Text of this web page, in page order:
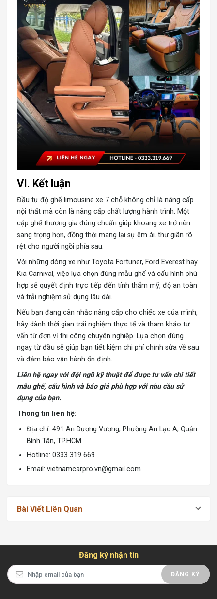
VI. Kết luận
Đầu tư độ ghế limousine xe 7 chỗ không chỉ là nâng cấp
nội thất mà còn là nâng cấp chất lượng hành trình. Một
cặp ghế thương gia đúng chuẩn giúp khoang xe trở nên
sang trọng hơn, đồng thời mang lại sự êm ái, thư giãn rõ
rệt cho người ngồi phía sau.
Với những dòng xe như Toyota Fortuner, Ford Everest hay
Kia Carnival, việc lựa chọn đúng mẫu ghế và cấu hình phù
hợp sẽ quyết định trực tiếp đến tính thẩm mỹ, độ an toàn
và trải nghiệm sử dụng lâu dài.
Nếu bạn đang cân nhắc nâng cấp cho chiếc xe của mình,
hãy dành thời gian trải nghiệm thực tế và tham khảo tư
vấn từ đơn vị thi công chuyên nghiệp. Lựa chọn đúng
ngay từ đầu sẽ giúp bạn tiết kiệm chi phí chỉnh sửa về sau
và đảm bảo vận hành ổn định.
Liên hệ ngay với đội ngũ kỹ thuật để được tư vấn chi tiết
mẫu ghế, cấu hình và báo giá phù hợp với nhu cầu sử
dụng của bạn.
Thông tin liên hệ:
Địa chỉ: 491 An Dương Vương, Phường An Lạc A, Quận
Bình Tân, TP.HCM
Hotline: 0333 319 669
Email: vietnamcarpro.vn@gmail.com
Bài Viết Liên Quan
Đăng ký nhận tin
ĐĂNG KÝ